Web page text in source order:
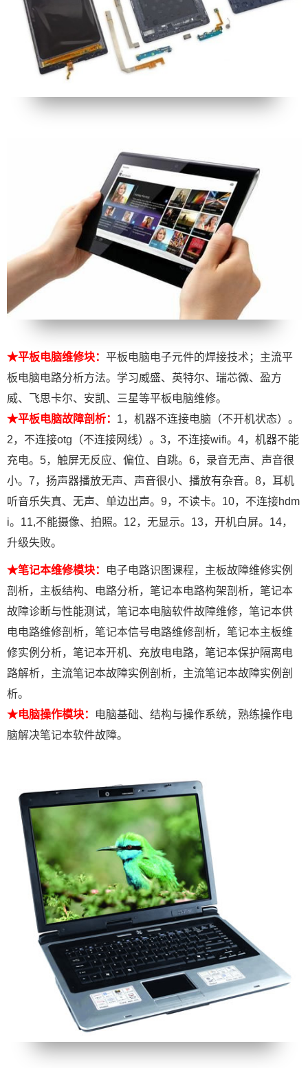
★平板电脑维修块： 平板电脑电子元件的焊接技术；主流平
板电脑电路分析方法。学习威盛、英特尔、瑞芯微、盈方
威、飞思卡尔、安凯、三星等平板电脑维修。
★平板电脑故障剖析： 1，机器不连接电脑（不开机状态）。
2，不连接otg（不连接网线）。3，不连接wifi。4，机器不能
充电。5，触屏无反应、偏位、自跳。6，录音无声、声音很
小。7，扬声器播放无声、声音很小、播放有杂音。8，耳机
听音乐失真、无声、单边出声。9，不读卡。10，不连接hdm
i。11,不能摄像、拍照。12，无显示。13，开机白屏。14，
升级失败。
★笔记本维修模块：
电子电路识图课程，主板故障维修实例
剖析，主板结构、电路分析，笔记本电路构架剖析，笔记本
故障诊断与性能测试，笔记本电脑软件故障维修，笔记本供
电电路维修剖析，笔记本信号电路维修剖析，笔记本主板维
修实例分析，笔记本开机、充放电电路，笔记本保护隔离电
路解析，主流笔记本故障实例剖析，主流笔记本故障实例剖
析。
★电脑操作模块：
电脑基础、结构与操作系统，熟练操作电
脑解决笔记本软件故障。